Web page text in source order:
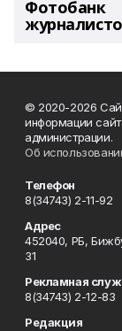
Фотобанк
© 2020-2026
информации
администрации.
Об
Телефон
8(34743) 2-11-92
Адрес
452040, РБ,
31
Рекламная
8(34743) 2-12-83
Редакция